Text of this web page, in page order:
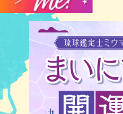
北部離島